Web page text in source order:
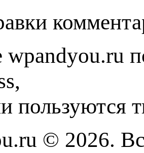
wpandyou.ru
пользуются
© 2026.